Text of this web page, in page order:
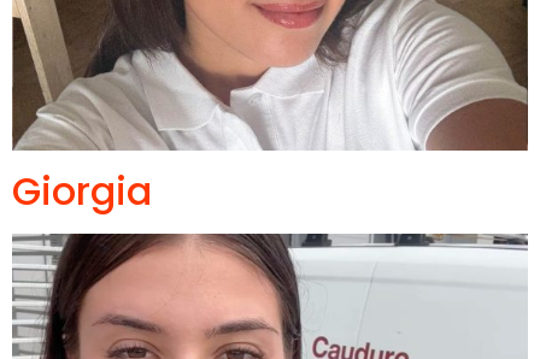
Giorgia